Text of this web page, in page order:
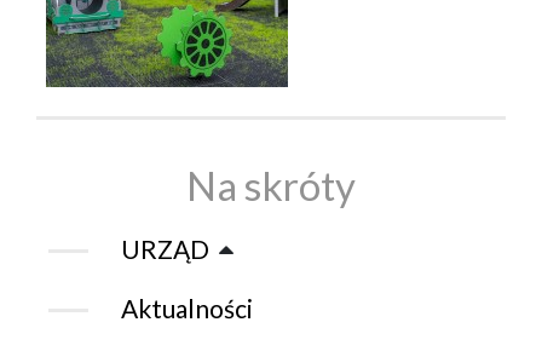
Na skróty
URZĄD
Aktualności